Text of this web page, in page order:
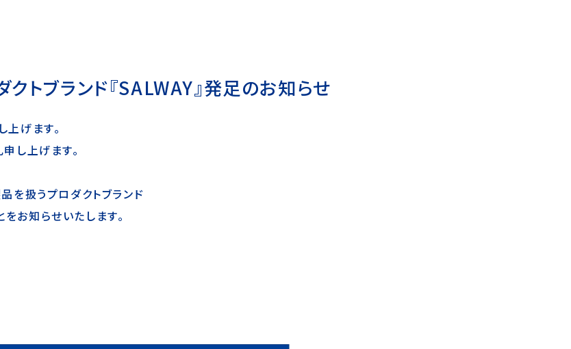
トブランド『SALWAY』発足のお知らせ
げます。
し上げます。
を扱うプロダクトブランド
お知らせいたします。